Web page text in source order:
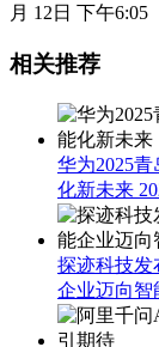
月 12日 下午6:05
相关推荐
华为2025
化新未来
探迹科技发
企业迈向智